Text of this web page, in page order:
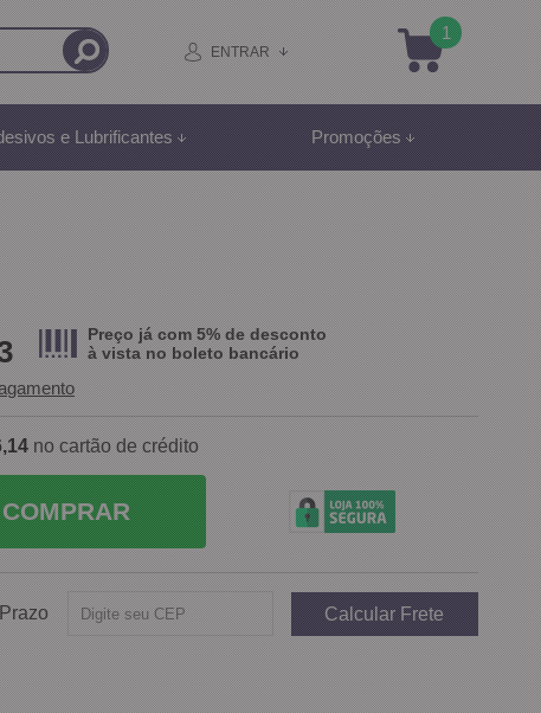
ENTRAR
1
e Lubrificantes Promoções
Preço já com 5% de desconto
à vista noboleto bancário
no cartão de crédito
COMPRAR